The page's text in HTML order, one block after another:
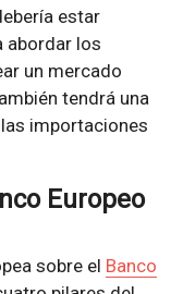
estar
abordar los
un mercado
tendrá una
importaciones
Europeo
sobre el Banco